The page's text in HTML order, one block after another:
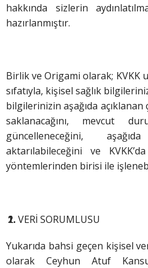
hakkında sizlerin
hazırlanmıştır.
Birlik ve Origami olarak; KVKK
sıfatıyla, kişisel sağlık
bilgilerinizin aşağıda
saklanacağını, mevcut
güncelleneceğini,
aktarılabileceğini ve
yöntemlerinden birisi ile
VERİ SORUMLUSU
Yukarıda bahsi geçen kişisel
olarak Ceyhun Atuf